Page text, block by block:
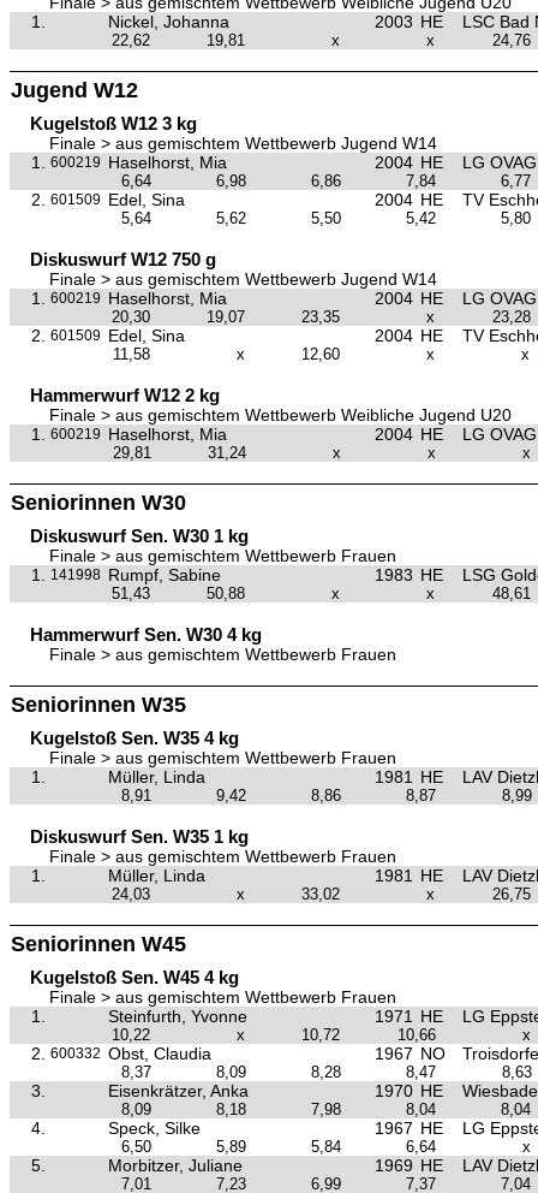
1.
Nickel, Johanna 2003 HE LSC Bad
22,62 19,81 x x 24,76
Jugend W12
Kugelstoß W12 3 kg
Finale > aus gemischtem Wettbewerb Jugend W14
1.
600219 Haselhorst, Mia 2004 HE LG
6,64 6,98 6,86 7,84 6,77
2. 601509 Edel, Sina 2004 HE TV
5,64 5,62 5,50 5,42 5,80
Diskuswurf W12 750 g
Finale > aus gemischtem Wettbewerb Jugend W14
1.
600219 Haselhorst, Mia 2004 HE LG
20,30 19,07 23,35 x 23,28
2. 601509 Edel, Sina 2004 HE TV
11,58 x 12,60 x x
Hammerwurf W12 2 kg
Finale > aus gemischtem Wettbewerb Weibliche Jugend U20
1.
600219 Haselhorst, Mia 2004 HE LG
29,81 31,24 x x x
Seniorinnen W30
Diskuswurf Sen. W30 1 kg
Finale > aus gemischtem Wettbewerb Frauen
1.
141998 Rumpf, Sabine 1983 HE LSG
51,43 50,88 x x 48,61
Hammerwurf Sen. W30 4 kg
Finale > aus gemischtem Wettbewerb Frauen
Seniorinnen W35
Kugelstoß Sen. W35 4 kg
Finale > aus gemischtem Wettbewerb Frauen
1.
Müller, Linda 1981 HE LAV
8,91 9,42 8,86 8,87 8,99
Diskuswurf Sen. W35 1 kg
Finale > aus gemischtem Wettbewerb Frauen
1.
Müller, Linda 1981 HE LAV
24,03 x 33,02 x 26,75
Seniorinnen W45
Kugelstoß Sen. W45 4 kg
Finale > aus gemischtem Wettbewerb Frauen
1.
Steinfurth, Yvonne 1971 HE LG
10,22 x 10,72 10,66 x
2. 600332 Obst, Claudia 1967 NO
8,37 8,09 8,28 8,47 8,63
3. Eisenkrätzer, Anka 1970 HE
8,09 8,18 7,98 8,04 8,04
4. Speck, Silke 1967 HE LG
6,50 5,89 5,84 6,64 x
5. Morbitzer, Juliane 1969 HE LAV
7,01 7,23 6,99 7,37 7,04